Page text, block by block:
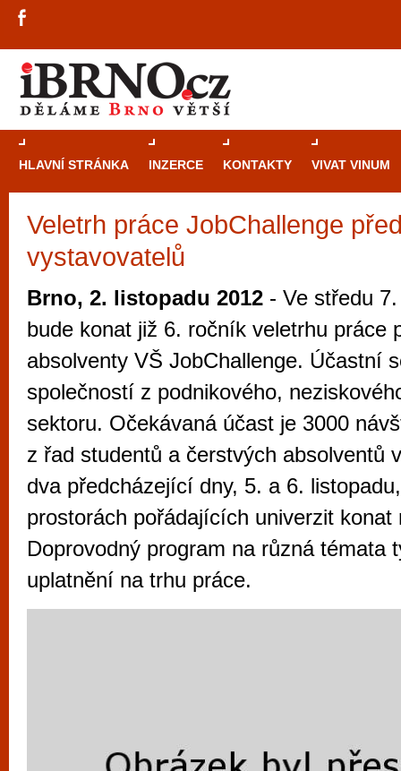
HLAVNÍ STRÁNKA INZERCE KONTAKTY VIVAT VINUM
Veletrh práce JobChallenge
vystavovatelů
Brno, 2. listopadu 2012 - Ve středu
bude konat již 6. ročník veletrhu práce
absolventy VŠ JobChallenge. Účastní
společností z podnikového,
sektoru. Očekávaná účast je 3000
z řad studentů a čerstvých absolventů
dva předcházející dny, 5. a 6.
prostorách pořádajících univerzit konat
Doprovodný program na různá témata
uplatnění na trhu práce.
Průvodce
Brno je
zajímavé
restaurace,
Mimo jiné je ale také místem, kde si
vyzkoušet různé kasinové hry. V
metropoli naleznete širokou nabídku her
po moderní automaty jak pro pravidelné
příležitostné hráče. V...